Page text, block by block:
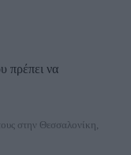
πρέπει να
στην Θεσσαλονίκη,